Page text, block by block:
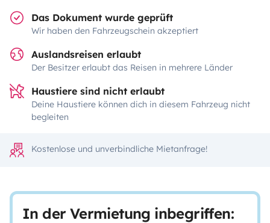
Das Dokument wurde geprüft
Wir haben den Fahrzeugschein akzeptiert
Auslandsreisen erlaubt
Der Besitzer erlaubt das Reisen in mehrere Länder
Haustiere sind nicht erlaubt
Deine Haustiere können dich in diesem Fahrzeug nicht
begleiten
Kostenlose und unverbindliche Mietanfrage!
In der Vermietung inbegriffen: